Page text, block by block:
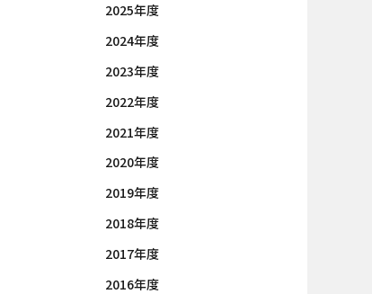
2025年度
2024年度
2023年度
2022年度
2021年度
2020年度
2019年度
2018年度
2017年度
2016年度